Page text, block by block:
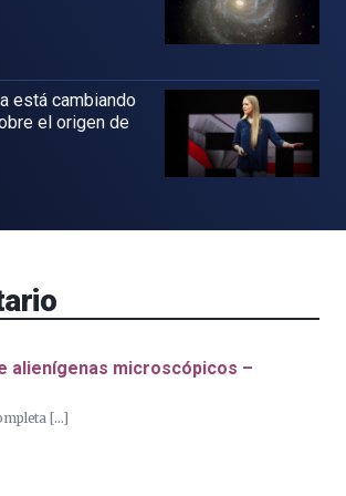
está cambiando
el origen de
alienígenas microscópicos –
[…]